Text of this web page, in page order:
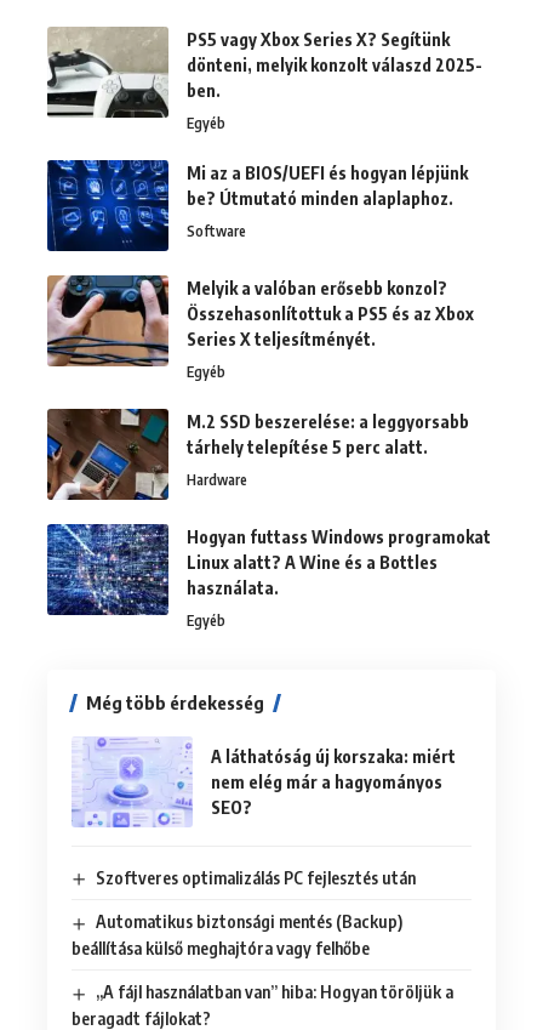
PS5 vagy Xbox Series X? Segítünk
dönteni, melyik konzolt válaszd 2025-
ben.
Egyéb
Mi az a BIOS/UEFI és hogyan lépjünk
be? Útmutató minden alaplaphoz.
Software
Melyik a valóban erősebb konzol?
Összehasonlítottuk a PS5 és az Xbox
Series X teljesítményét.
Egyéb
M.2 SSD beszerelése: a leggyorsabb
tárhely telepítése 5 perc alatt.
Hardware
Hogyan futtass Windows programokat
Linux alatt? A Wine és a Bottles
használata.
Egyéb
Még több érdekesség
A láthatóság új korszaka: miért
nem elég már a hagyományos
SEO?
Szoftveres optimalizálás PC fejlesztés után
Automatikus biztonsági mentés (Backup)
beállítása külső meghajtóra vagy felhőbe
„A fájl használatban van” hiba: Hogyan töröljük a
beragadt fájlokat?